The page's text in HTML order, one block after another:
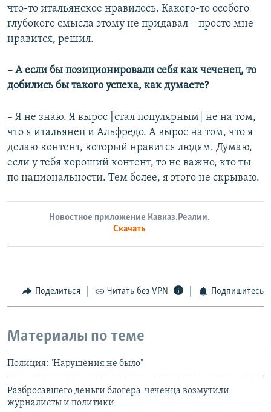
что-то итальянское нравилось. Какого-то особого
глубокого смысла этому не придавал – просто мне
нравится, решил.
– А если бы позиционировали себя как чеченец, то
добились бы такого успеха, как думаете?
– Я не знаю. Я вырос [стал популярным] не на том,
что я итальянец и Альфредо. А вырос на том, что я
делаю контент, который нравится людям. Думаю,
если у тебя хороший контент, то не важно, кто ты
по национальности. Тем более, я этого не скрываю.
Новостное приложение Кавказ.Реалии.
Скачать
Поделиться Читать без VPN Подпишитесь
Материалы по теме
Полиция: "Нарушения не было"
Разбросавшего деньги блогера-чеченца возмутили
журналисты и политики